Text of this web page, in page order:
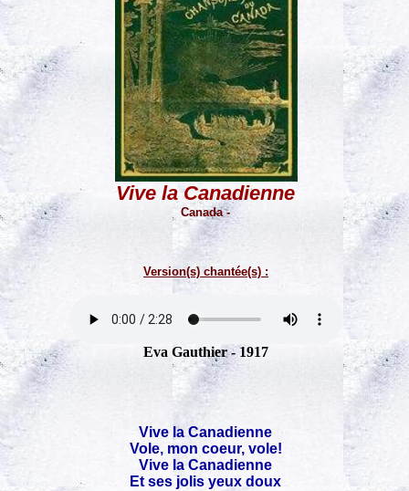
Vive la Canadienne
Canada -
Version(s) chantée(s) :
Eva Gauthier - 1917
Vive la Canadienne
Vole, mon coeur, vole!
Vive la Canadienne
Et ses jolis yeux doux